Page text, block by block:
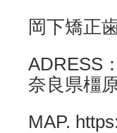
岡下矯正
ADRESS
奈良県橿
MAP.